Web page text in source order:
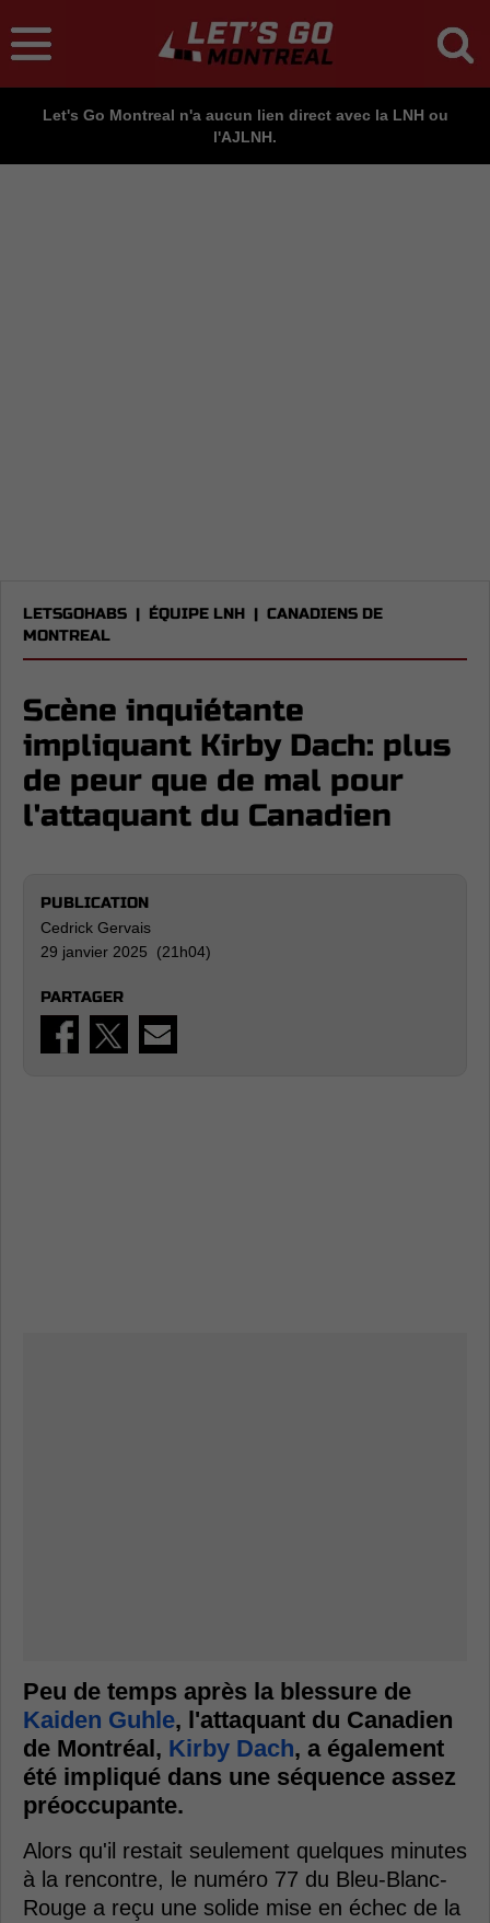
Let's Go Montreal n'a aucun lien direct avec la LNH ou
l'AJLNH.
LETSGOHABS | ÉQUIPE LNH | CANADIENS DE
MONTREAL
Scène inquiétante
impliquant Kirby Dach: plus
de peur que de mal pour
l'attaquant du Canadien
PUBLICATION
Cedrick Gervais
29 janvier 2025 (21h04)
PARTAGER
Peu de temps après la blessure de
Kaiden Guhle, l'attaquant du Canadien
de Montréal, Kirby Dach, a également
été impliqué dans une séquence assez
préoccupante.
Alors qu'il restait seulement quelques minutes
à la rencontre, le numéro 77 du Bleu-Blanc-
Rouge a reçu une solide mise en échec de la